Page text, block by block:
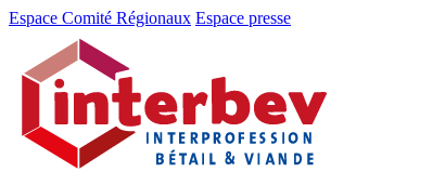
Aller
Aller
contenu
Espace Comité Régionaux Espace presse